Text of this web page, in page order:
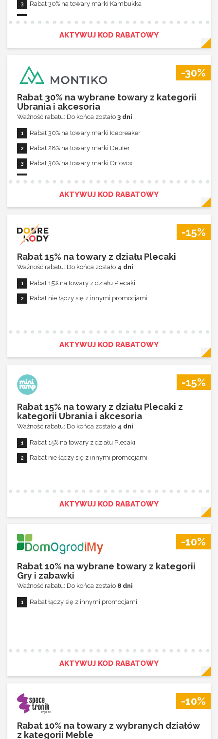
Rabat 30% na towary marki Kambukka
Rabat 19% na towary z serii Salewa Pedroc
Rabat 30% na towary z kategorii Apteczki (EQ/THW)
Rabat 30% na towary z kategorii Chusty, kominy, kominiarki
(TXT)
Rabat 30% na towary z kategorii Opaski (TXT)
Rabat 30% na towary z kategorii Butelki (EQ/THW)
Rabat 30% na towary z kategorii Bagaż dodatkowy, torby
(EQ/THW)
Rabat 30% na towary z kategorii Stuptuty (EQ/THW)
Rabat 19% na towary z działu Mid Season Sale 17
Rabat 25% na towary z działu Mid Season Sale 23
AKTYWUJ KOD RABATOWY
-30%
Rabat 30% na wybrane towary z kategorii
Ubrania i akcesoria
Ważność rabatu: Do końca zostało 3 dni
Rabat 30% na towary marki Icebreaker
Rabat 28% na towary marki Deuter
Rabat 30% na towary marki Ortovox
Rabat 30% na towary marki Kambukka
Rabat 30% na towary marki Darn Tough
Rabat 20% na towary z serii Salewa Pedroc
Rabat 5% na towary z kategorii Skarpety
Rabat 25% na towary z działu Czołówki
Rabat 30% na towary z działu Chusty i kominy męskie
Rabat 30% na towary z działu Skarpety
Rabat 30% na towary z działu Opaski
Rabat 30% na towary z działu Opaski
Rabat 30% na towary z działu Skarpety
Rabat 30% na towary z działu Kominiarki
Rabat 22% na towary z działu Fjallraven Plecaki
Rabat 25% na towary z działu Raki i raczki
Rabat 21% na towary z działu Koszulki i T-Shirty
Rabat 20% na pozostałe towary
AKTYWUJ KOD RABATOWY
-15%
Rabat 15% na towary z działu Plecaki
Ważność rabatu: Do końca zostało 4 dni
Rabat 15% na towary z działu Plecaki
Rabat nie łączy się z innymi promocjami
AKTYWUJ KOD RABATOWY
-15%
Rabat 15% na towary z działu Plecaki z
kategorii Ubrania i akcesoria
Ważność rabatu: Do końca zostało 4 dni
Rabat 15% na towary z działu Plecaki
Rabat nie łączy się z innymi promocjami
AKTYWUJ KOD RABATOWY
-10%
Rabat 10% na wybrane towary z kategorii
Gry i zabawki
Ważność rabatu: Do końca zostało 8 dni
Rabat łączy się z innymi promocjami
AKTYWUJ KOD RABATOWY
-10%
Rabat 10% na towary z wybranych działów
z kategorii Meble